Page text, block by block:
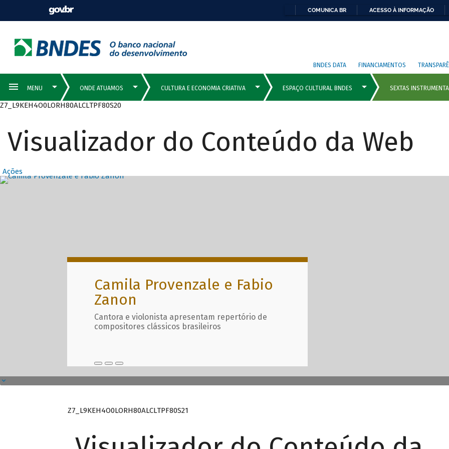
COMUNICA BR ACESSO À INFORMAÇÃO
BNDES DATA FINANCIAMENTOS
Z7_L9KEH4O0LORH80ALCLTPF80S20
Visualizador do Conteúdo da Web
Ações
Destaques Principais com
Camila Provenzale e Fabio
Zanon
Cantora e violonista apresentam repertório de
compositores clássicos brasileiros
Z7_L9KEH4O0LORH80ALCLTPF80S21